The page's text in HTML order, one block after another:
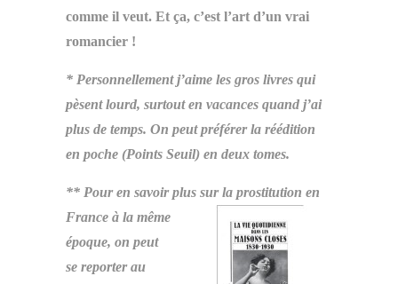
comme il veut. Et ça, c’est l’art d’un vrai
romancier !
* Personnellement j’aime les gros livres qui
pèsent lourd, surtout en vacances quand j’ai
plus de temps. On peut préférer la réédition
en poche (Points Seuil) en deux tomes.
** Pour en savoir plus sur la prostitution en
France à la même
époque, on peut
se reporter au